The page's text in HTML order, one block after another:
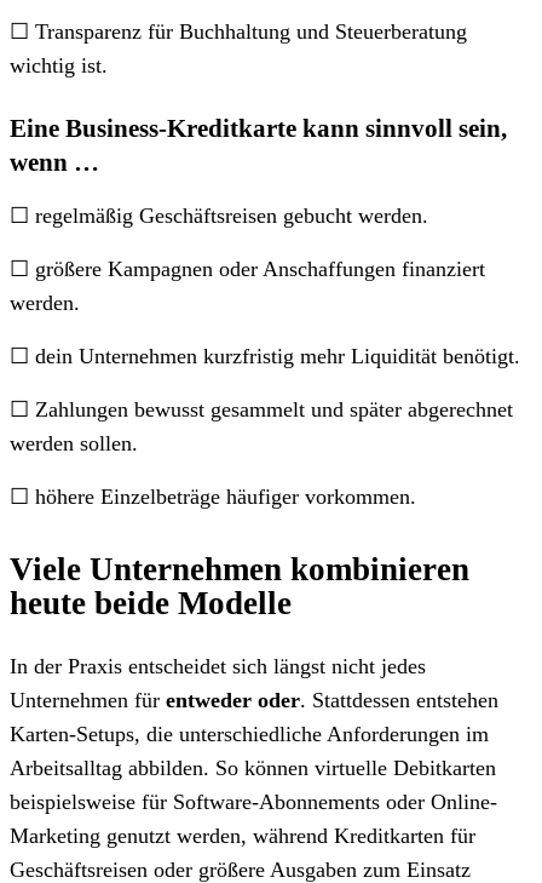
☐ Transparenz für Buchhaltung und Steuerberatung
wichtig ist.
Eine Business-Kreditkarte kann sinnvoll sein,
wenn …
☐ regelmäßig Geschäftsreisen gebucht werden.
☐ größere Kampagnen oder Anschaffungen finanziert
werden.
☐ dein Unternehmen kurzfristig mehr Liquidität benötigt.
☐ Zahlungen bewusst gesammelt und später abgerechnet
werden sollen.
☐ höhere Einzelbeträge häufiger vorkommen.
Viele Unternehmen kombinieren
heute beide Modelle
In der Praxis entscheidet sich längst nicht jedes
Unternehmen für entweder oder. Stattdessen entstehen
Karten-Setups, die unterschiedliche Anforderungen im
Arbeitsalltag abbilden. So können virtuelle Debitkarten
beispielsweise für Software-Abonnements oder Online-
Marketing genutzt werden, während Kreditkarten für
Geschäftsreisen oder größere Ausgaben zum Einsatz